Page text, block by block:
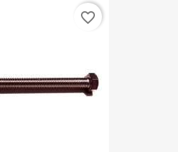
favorite_border